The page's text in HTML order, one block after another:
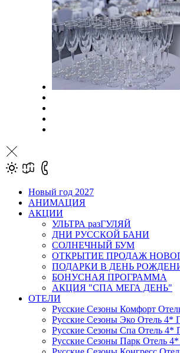
Новый год 2027
АНИМАЦИЯ
АКЦИИ
УЛЬТРА разГУЛЯЙ
ДНИ РУССКОЙ БАНИ
СОЛНЕЧНЫЙ БУМ
ОТКРЫТИЕ ПРОДАЖ
ПОДАРКИ В ДЕНЬ
БОНУСНАЯ ПРОГРАММА
АКЦИЯ "СПА МЕГА ДЕНЬ"
ОТЕЛИ
Русские Сезоны Комфорт
Русские Сезоны Эко Отель 4*
Русские Сезоны Спа Отель 4*
Русские Сезоны Парк Отель 4*